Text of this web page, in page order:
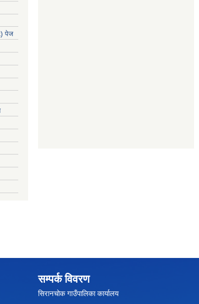
पेज
सम्पर्क विवरण
सिरानचोक गाउँपालिका कार्यालय